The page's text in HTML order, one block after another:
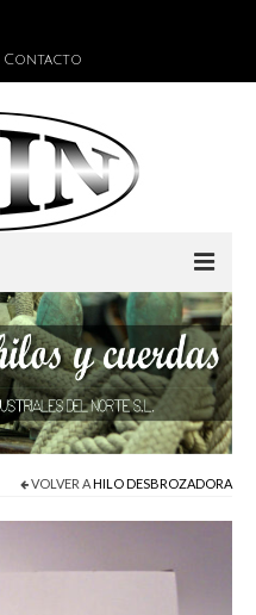
Contacto
VOLVER AHILO DESBROZADORA